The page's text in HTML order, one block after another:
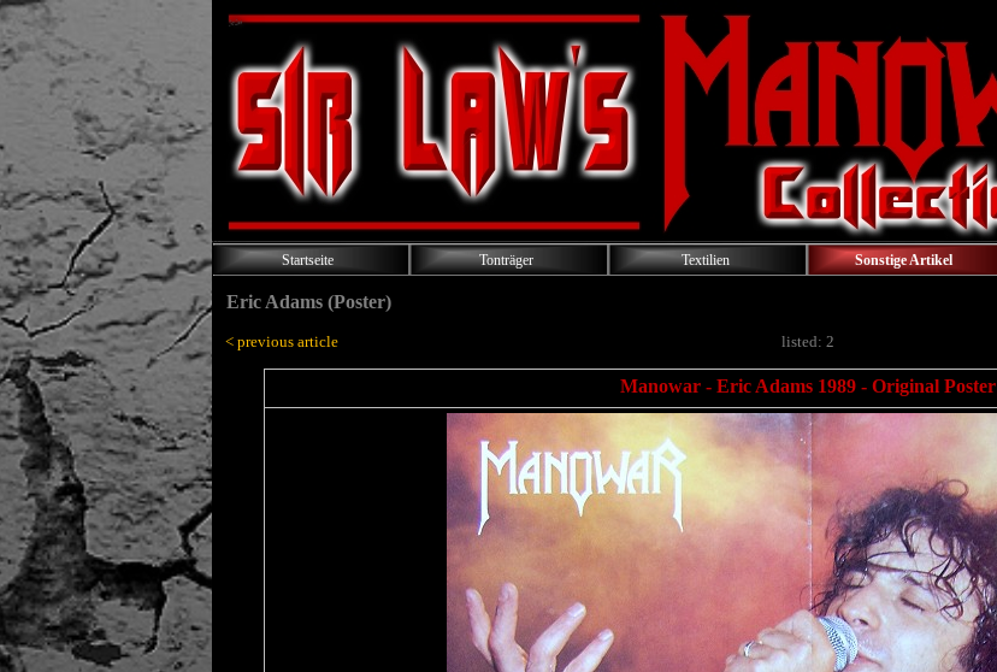
Startseite Tonträger Textilien Sonstige Artikel
Eric Adams (Poster)
< previous article listed: 2
Manowar - Eric Adams 1989 - Original Poster